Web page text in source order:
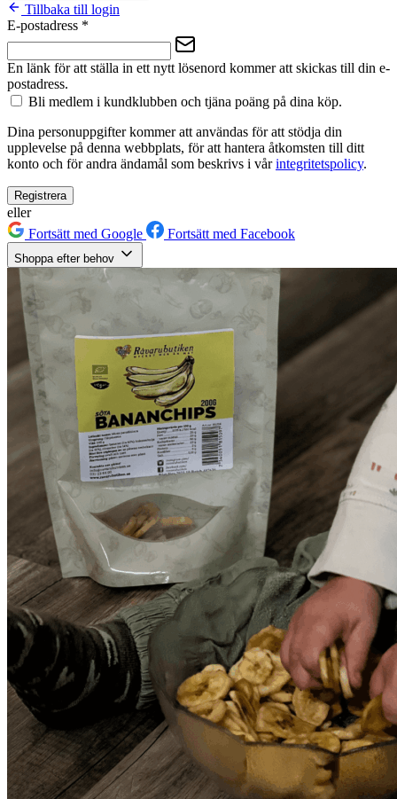
Tillbaka till login
E-postadress *
En länk för att ställa in ett nytt lösenord kommer att skickas till din e-
postadress.
Bli medlem i kundklubben och tjäna poäng på dina köp.
Dina personuppgifter kommer att användas för att stödja din
upplevelse på denna webbplats, för att hantera åtkomsten till ditt
konto och för andra ändamål som beskrivs i vårintegritetspolicy.
Registrera
eller
Fortsätt med Google
Fortsätt med Facebook
Shoppa efter behov